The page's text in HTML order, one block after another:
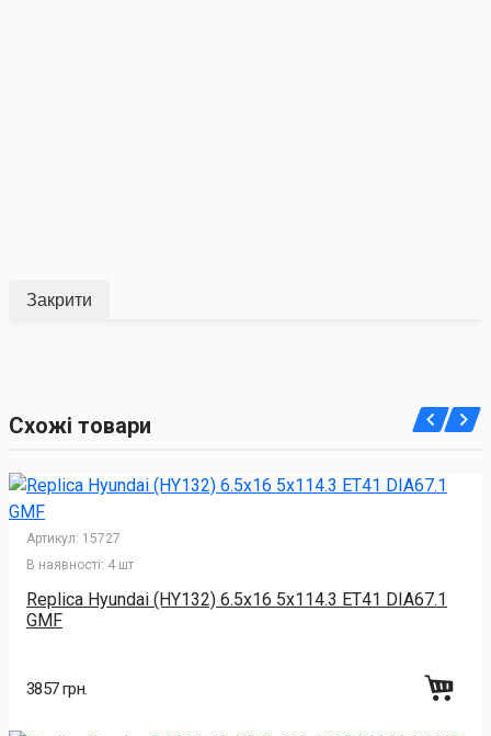
Закрити
Схожі товари
Артикул: 15727
В наявності: 4 шт
Replica Hyundai (HY132) 6.5x16 5x114.3 ET41 DIA67.1
GMF
3857 грн.